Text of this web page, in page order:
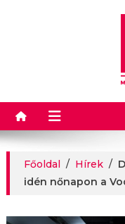
Főoldal / Hírek /
idén nőnapon a